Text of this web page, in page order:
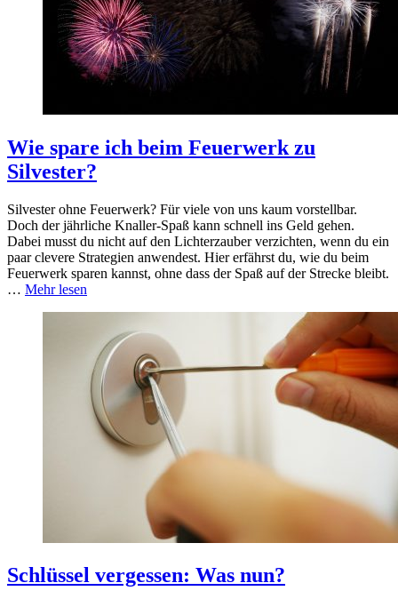
Wie spare ich beim Feuerwerk zu
Silvester?
Silvester ohne Feuerwerk? Für viele von uns kaum vorstellbar.
Doch der jährliche Knaller-Spaß kann schnell ins Geld gehen.
Dabei musst du nicht auf den Lichterzauber verzichten, wenn du ein
paar clevere Strategien anwendest. Hier erfährst du, wie du beim
Feuerwerk sparen kannst, ohne dass der Spaß auf der Strecke bleibt.
… Mehr lesen
Schlüssel vergessen: Was nun?